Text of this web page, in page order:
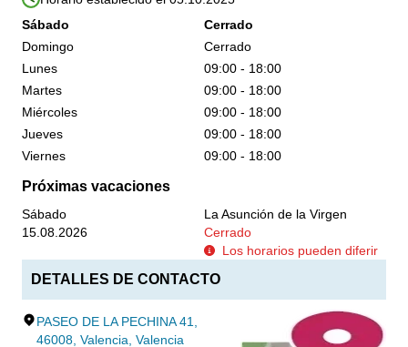
Sábado
Cerrado
Domingo
Cerrado
Lunes
09:00 - 18:00
Martes
09:00 - 18:00
Miércoles
09:00 - 18:00
Jueves
09:00 - 18:00
Viernes
09:00 - 18:00
Próximas vacaciones
Sábado
La Asunción de la Virgen
15.08.2026
Cerrado
Los horarios pueden diferir
DETALLES DE CONTACTO
PASEO DE LA PECHINA 41,
46008, Valencia, Valencia